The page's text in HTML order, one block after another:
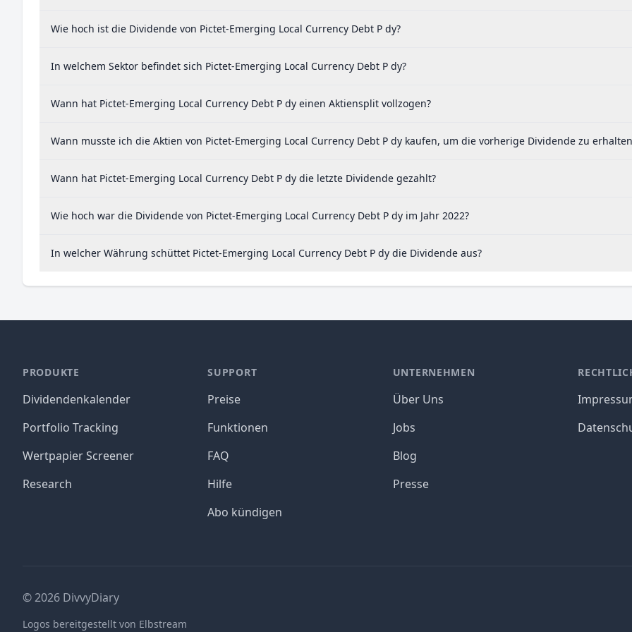
Wie hoch ist die Dividende von Pictet-Emerging Local Currency Debt P dy?
In welchem Sektor befindet sich Pictet-Emerging Local Currency Debt P dy?
Wann hat Pictet-Emerging Local Currency Debt P dy einen Aktiensplit vollzogen?
Wann musste ich die Aktien von Pictet-Emerging Local Currency Debt P dy kaufen, um die vorherige Dividende zu
Wann hat Pictet-Emerging Local Currency Debt P dy die letzte Dividende gezahlt?
Wie hoch war die Dividende von Pictet-Emerging Local Currency Debt P dy im Jahr 2022?
In welcher Währung schüttet Pictet-Emerging Local Currency Debt P dy die Dividende aus?
PRODUKTE
Dividendenkalender
Portfolio Tracking
Wertpapier Screener
Research
SUPPORT
Preise
Funktionen
FAQ
Hilfe
Abo kündigen
UNTERNEHMEN
Über Uns
Jobs
Blog
Presse
©2026 DivvyDiary
Logos bereitgestellt von Elbstream